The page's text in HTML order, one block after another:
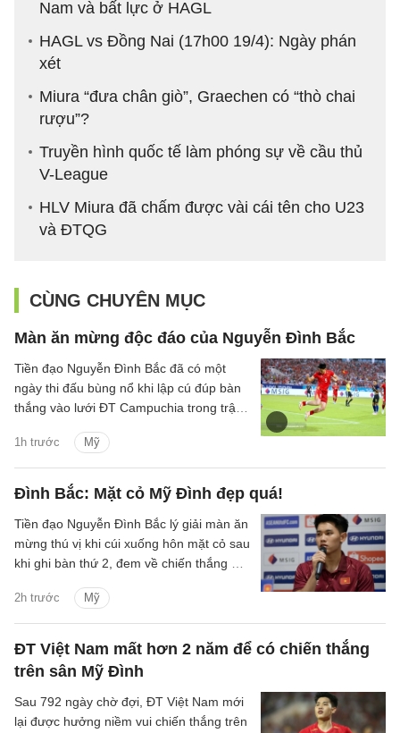
Nam và bất lực ở HAGL
HAGL vs Đồng Nai (17h00 19/4): Ngày phán
xét
Miura “đưa chân giò”, Graechen có “thò chai
rượu”?
Truyền hình quốc tế làm phóng sự về cầu thủ
V-League
HLV Miura đã chấm được vài cái tên cho U23
và ĐTQG
CÙNG CHUYÊN MỤC
Màn ăn mừng độc đáo của Nguyễn Đình Bắc
1h trước Mỹ
Tiền đạo Nguyễn Đình Bắc đã có một
ngày thi đấu bùng nổ khi lập cú đúp bàn
thắng vào lưới ĐT Campuchia trong trận
Đình tối 7/8.
Đình Bắc: Mặt cỏ Mỹ Đình đẹp quá!
2h trước Mỹ
Tiền đạo Nguyễn Đình Bắc lý giải màn ăn
mừng thú vị khi cúi xuống hôn mặt cỏ sau
khi ghi bàn thứ 2, đem về chiến thắng 3-1
ĐT Việt Nam mất hơn 2 năm để có chiến thắng
trên sân Mỹ Đình
Sau 792 ngày chờ đợi, ĐT Việt Nam mới
lại được hưởng niềm vui chiến thắng trên